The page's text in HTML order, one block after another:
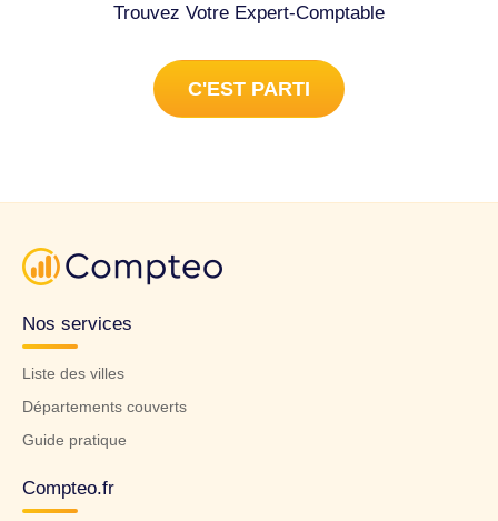
Trouvez Votre Expert-Comptable
C'EST PARTI
Nos services
Liste des villes
Départements couverts
Guide pratique
Compteo.fr